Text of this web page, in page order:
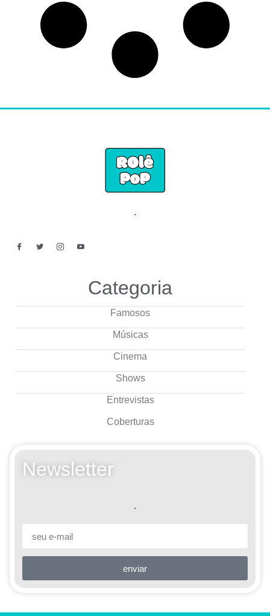
.
Categoria
Famosos
Músicas
Cinema
Shows
Entrevistas
Coberturas
Newsletter
.
enviar